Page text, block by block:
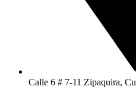
Calle 6 # 7-11 Zipaquira,